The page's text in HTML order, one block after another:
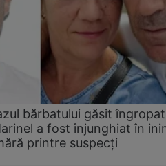
bărbatului găsit
a fost înjunghiat în
printre suspecți